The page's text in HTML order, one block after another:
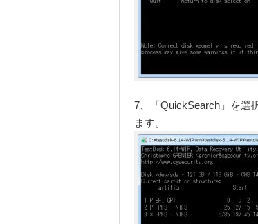
7、「QuickSearch」を選
ます。